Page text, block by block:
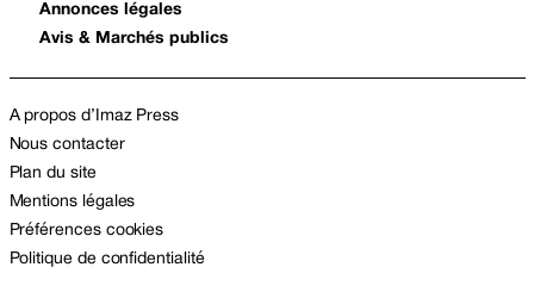
Annonces légales
Avis & Marchés publics
A propos d’Imaz Press
Nous contacter
Plan du site
Mentions légales
Préférences cookies
Politique de confidentialité